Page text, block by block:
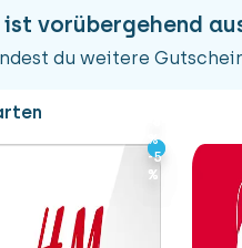
Gutscheine
ist vorübergehend
du weitere
%
-5
%
%
-5
%